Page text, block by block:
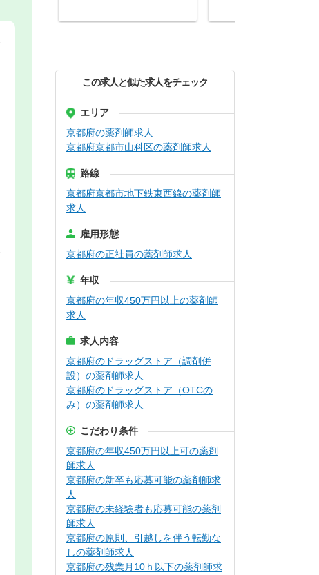
この求人と似た求人をチェック
エリア
京都府の薬剤師求人
京都府京都市山科区の薬剤師求人
路線
京都府京都市地下鉄東西線の薬剤師
求人
雇用形態
京都府の正社員の薬剤師求人
年収
京都府の年収450万円以上の薬剤師
求人
求人内容
京都府のドラッグストア（調剤併
設）の薬剤師求人
京都府のドラッグストア（OTCの
み）の薬剤師求人
こだわり条件
京都府の年収450万円以上可の薬剤
師求人
京都府の新卒も応募可能の薬剤師求
人
京都府の未経験者も応募可能の薬剤
師求人
京都府の原則、引越しを伴う転勤な
しの薬剤師求人
京都府の残業月10ｈ以下の薬剤師求